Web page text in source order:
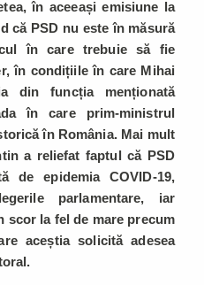
în aceeași emisiune la
că PSD nu este în măsură
în care trebuie să fie
în condițiile în care Mihai
din funcția menționată
în care prim-ministrul
în România. Mai mult
a reliefat faptul că PSD
de epidemia COVID-19,
parlamentare, iar
scor la fel de mare precum
aceștia solicită adesea